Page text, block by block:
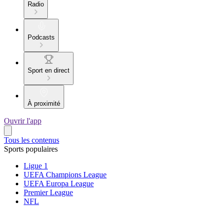
Radio
Podcasts
Sport en direct
À proximité
Ouvrir l'app
Tous les contenus
Sports populaires
Ligue 1
UEFA Champions League
UEFA Europa League
Premier League
NFL